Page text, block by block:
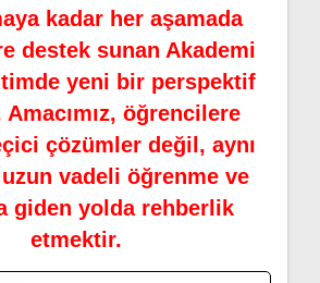
kadar her aşamada
destek sunan Akademi
yeni bir perspektif
öğrencilere
çözümler değil, aynı
vadeli öğrenme ve
giden yolda rehberlik
etmektir.